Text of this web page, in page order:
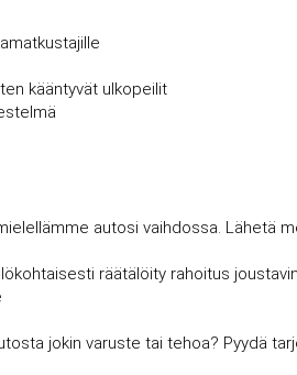
kääntyvät ulkopeilit
autosi vaihdossa. Lähetä
räätälöity rahoitus
jokin varuste tai tehoa? Pyydä